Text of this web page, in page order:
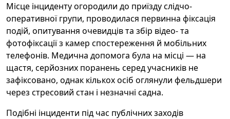
Місце інциденту огородили до приїзду слідчо-
оперативної групи, проводилася первинна фіксація
подій, опитування очевидців та збір відео- та
фотофіксації з камер спостереження й мобільних
телефонів. Медична допомога була на місці — на
щастя, серйозних поранень серед учасників не
зафіксовано, однак кількох осіб оглянули фельдшери
через стресовий стан і незначні садна.
Подібні інциденти під час публічних заходів